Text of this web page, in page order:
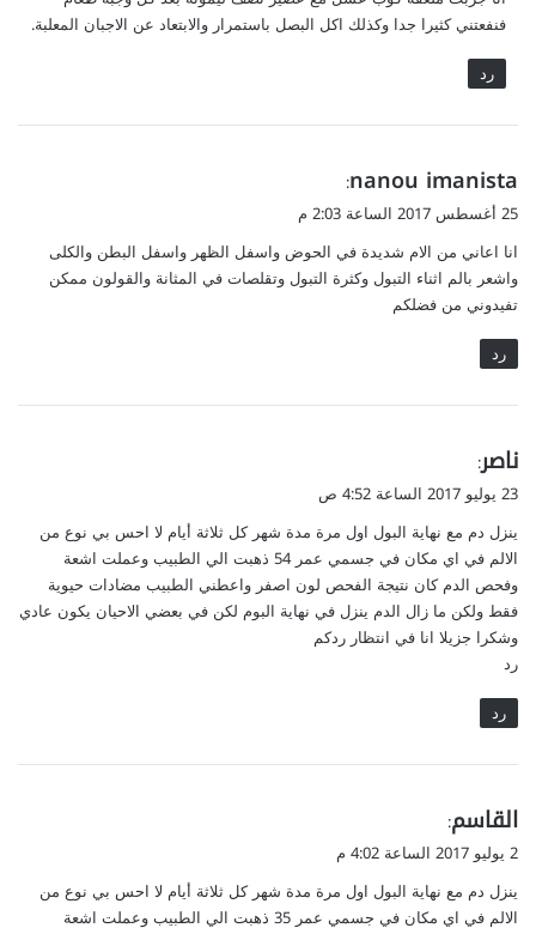
فنفعتني كثيرا جدا وكذلك اكل البصل باستمرار والابتعاد عن الاجبان المعلبة.
رد
ي
ق
ل
nanou imanista
:
25 أغسطس 2017 الساعة 2:03 م
انا اعاني من الام شديدة في الحوض واسفل الظهر واسفل البطن والكلى
واشعر بالم اثناء التبول وكثرة التبول وتقلصات في المثانة والقولون ممكن
تفيدوني من فضلكم
رد
ي
ق
ل
ناصر:
23 يوليو 2017 الساعة 4:52 ص
ينزل دم مع نهاية البول اول مرة مدة شهر كل ثلاثة أيام لا احس بي نوع من
الالم في اي مكان في جسمي عمر 54 ذهبت الي الطبيب وعملت اشعة
وفحص الدم كان نتيجة الفحص لون اصفر واعطني الطبيب مضادات حيوية
فقط ولكن ما زال الدم ينزل في نهاية البوم لكن في بعضي الاحيان يكون عادي
وشكرا جزيلا انا في انتظار ردكم
رد
رد
ي
ق
ل
القاسم:
2 يوليو 2017 الساعة 4:02 م
ينزل دم مع نهاية البول اول مرة مدة شهر كل ثلاثة أيام لا احس بي نوع من
الالم في اي مكان في جسمي عمر 35 ذهبت الي الطبيب وعملت اشعة